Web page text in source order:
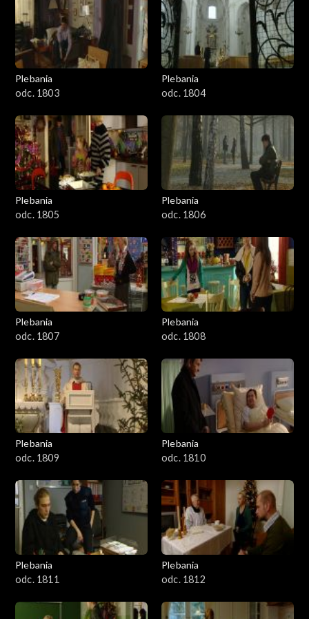
501–600
601–700
801-900
901-1000
1001-1100
1101-1200
1201-1300
1301-1400
1501-1600
1601-1700
1701-1800
1801–1829
Odcinki specjalne
Plebania
odc. 1803
Plebania
odc. 1804
Plebania
odc. 1805
Plebania
odc. 1806
Plebania
odc. 1807
Plebania
odc. 1808
Plebania
odc. 1809
Plebania
odc. 1810
Plebania
odc. 1811
Plebania
odc. 1812